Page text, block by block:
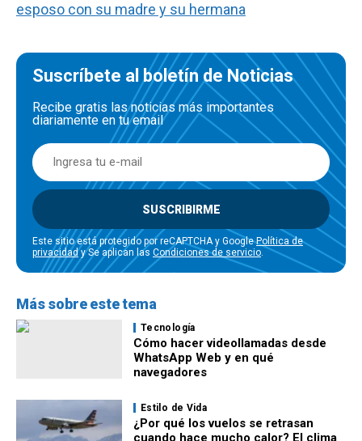
esposo con su madre y su hermana
Suscríbete al boletín de Noticias
Recibe gratis las noticias más importantes
diariamente en tu email
SUSCRIBIRME
Este sitio está protegido por reCAPTCHA y GooglePolítica de
privacidady Se aplican las Condiciones de servicio.
Más sobre este tema
Tecnología
Cómo hacer videollamadas desde
WhatsApp Web y en qué
navegadores
Estilo de Vida
¿Por qué los vuelos se retrasan